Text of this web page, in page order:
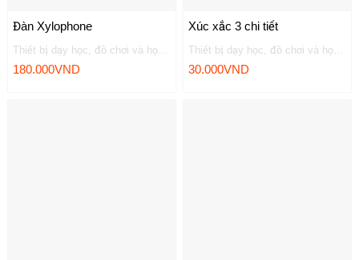
Đàn Xylophone
180.000VND
Xúc xắc 3 chi tiết
30.000VND